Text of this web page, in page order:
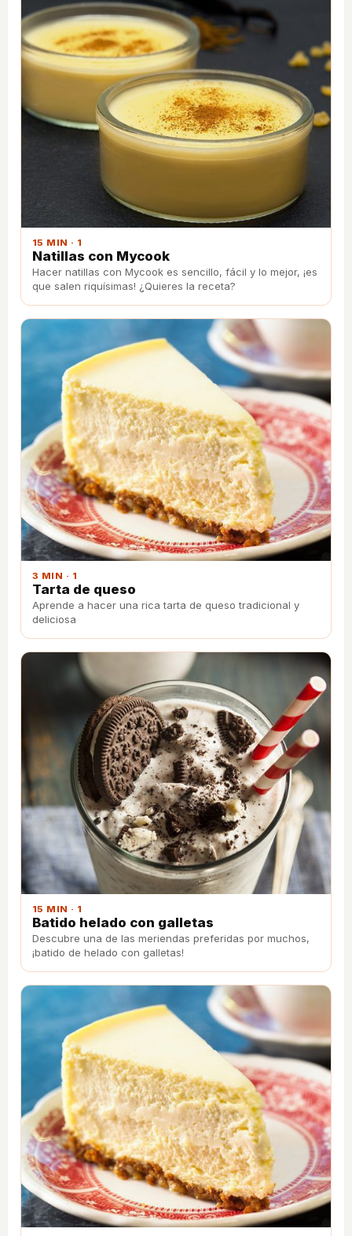
15 MIN · 1
Natillas con Mycook
Hacer natillas con Mycook es sencillo, fácil y lo mejor, ¡es
que salen riquísimas! ¿Quieres la receta?
3 MIN · 1
Tarta de queso
Aprende a hacer una rica tarta de queso tradicional y
deliciosa
15 MIN · 1
Batido helado con galletas
Descubre una de las meriendas preferidas por muchos,
¡batido de helado con galletas!